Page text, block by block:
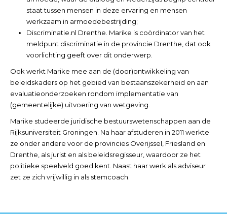
staat tussen mensen in deze ervaring en mensen
werkzaam in armoedebestrijding;
Discriminatie.nl Drenthe. Marike is coördinator van het
meldpunt discriminatie in de provincie Drenthe, dat ook
voorlichting geeft over dit onderwerp.
Ook werkt Marike mee aan de (door)ontwikkeling van
beleidskaders op het gebied van bestaanszekerheid en aan
evaluatieonderzoeken rondom implementatie van
(gemeentelijke) uitvoering van wetgeving.
Marike studeerde juridische bestuurswetenschappen aan de
Rijksuniversiteit Groningen. Na haar afstuderen in 2011 werkte
ze onder andere voor de provincies Overijssel, Friesland en
Drenthe, als jurist en als beleidsregisseur, waardoor ze het
politieke speelveld goed kent. Naast haar werk als adviseur
zet ze zich vrijwillig in als stemcoach.